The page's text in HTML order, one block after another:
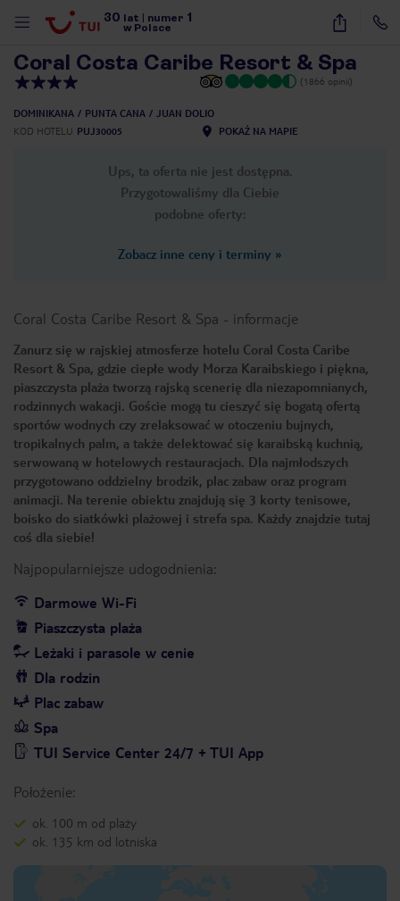
30 lat numer 1
w Polsce
28
Coral Costa Caribe Resort & Spa
(1866 opinii)
DOMINIKANA PUNTA CANA
JUAN DOLIO
KOD HOTELU PUJ30005 POKAŻ NA MAPIE
Ups, ta oferta nie jest dostępna.
Przygotowaliśmy dla Ciebie
podobne oferty:
Zobacz inne ceny i terminy »
Coral Costa Caribe Resort & Spa - informacje
Zanurz się w rajskiej atmosferze hotelu Coral Costa Caribe
Resort & Spa, gdzie ciepłe wody Morza Karaibskiego i piękna,
piaszczysta plaża tworzą rajską scenerię dla niezapomnianych,
rodzinnych wakacji. Goście mogą tu cieszyć się bogatą ofertą
sportów wodnych czy zrelaksować w otoczeniu bujnych,
tropikalnych palm, a także delektować się karaibską kuchnią,
serwowaną w hotelowych restauracjach. Dla najmłodszych
przygotowano oddzielny brodzik, plac zabaw oraz program
animacji. Na terenie obiektu znajdują się 3 korty tenisowe,
boisko do siatkówki plażowej i strefa spa. Każdy znajdzie tutaj
coś dla siebie!
Najpopularniejsze udogodnienia:
Darmowe Wi-Fi
Piaszczysta plaża
Leżaki i parasole w cenie
Dla rodzin
Plac zabaw
Spa
TUI Service Center 24/7 + TUI App
Położenie:
ok. 100 m od plaży
ok. 135 km od lotniska